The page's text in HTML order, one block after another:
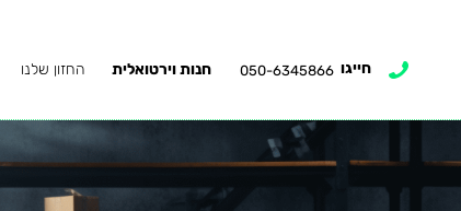
חייגו 050-6345866 חנות וירטואלית החזון שלנו